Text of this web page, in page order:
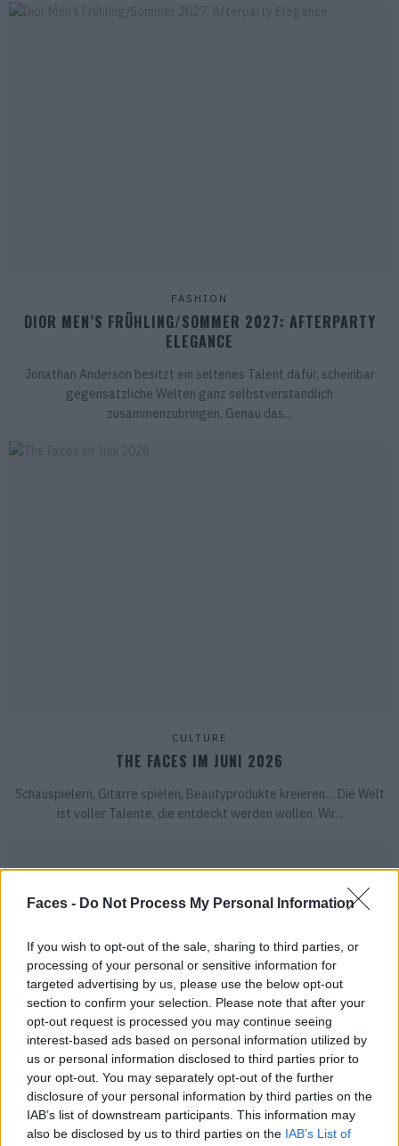
Faces - Do Not Process My Personal Information
If you wish to opt-out of the sale, sharing to third parties, or
processing of your personal or sensitive information for
targeted advertising by us, please use the below opt-out
section to confirm your selection. Please note that after your
opt-out request is processed you may continue seeing
interest-based ads based on personal information utilized by
us or personal information disclosed to third parties prior to
your opt-out. You may separately opt-out of the further
disclosure of your personal information by third parties on the
IAB’s list of downstream participants. This information may
also be disclosed by us to third parties on the IAB’s List of
FASHION
DIOR MEN’S FRÜHLING/SOMMER 2027: AFTERPARTY
ELEGANCE
Jonathan Anderson besitzt ein seltenes Talent dafür, scheinbar
gegensätzliche Welten ganz selbstverständlich
zusammenzubringen. Genau das...
CULTURE
THE FACES IM JUNI 2026
Schauspielern, Gitarre spielen, Beautyprodukte kreieren… Die Welt
ist voller Talente, die entdeckt werden wollen. Wir...
TRAVEL